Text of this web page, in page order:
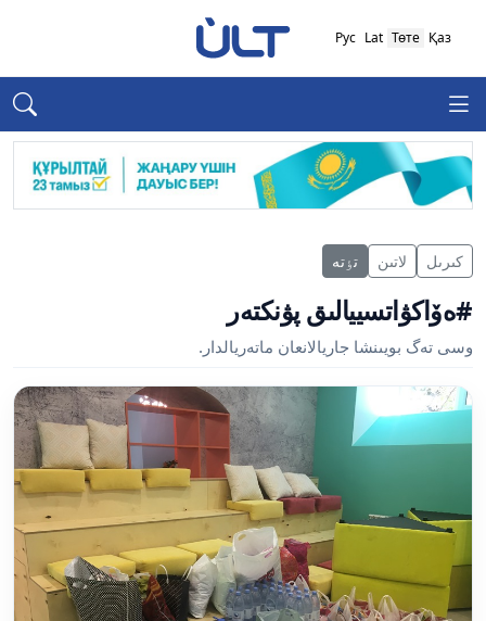
Қаз
Төте
Lat
Рус
كىرىل لاتىن تٶتە
#ەۆاكۋاتسييالىق پۋنكتەر
وسى تەگ بويىنشا جاريالانعان ماتەريالدار.